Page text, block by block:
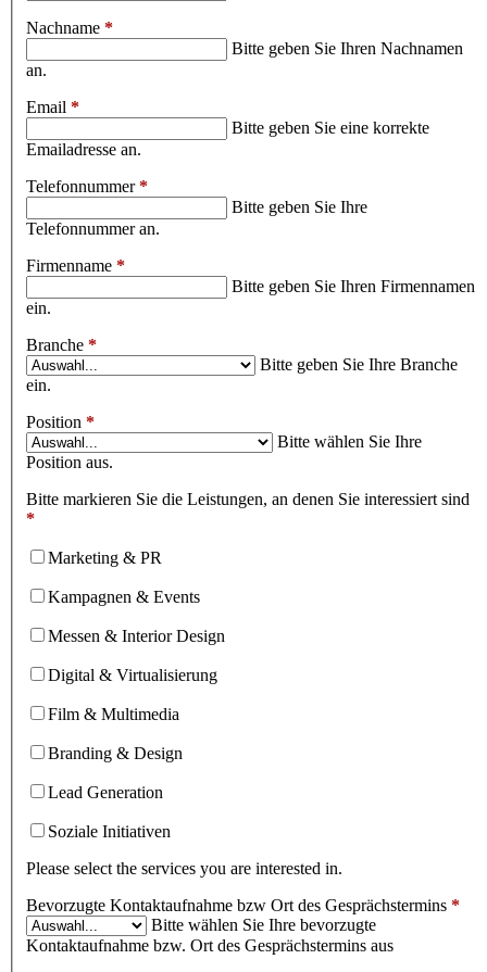
Nachname *
Bitte geben Sie Ihren Nachnamen
an.
Email *
Bitte geben Sie eine korrekte
Emailadresse an.
Telefonnummer*
Bitte geben Sie Ihre
Telefonnummer an.
Firmenname *
Bitte geben Sie Ihren Firmennamen
ein.
Branche *
Bitte geben Sie Ihre Branche
ein.
Position *
Bitte wählen Sie Ihre
Position aus.
Bitte markieren Sie die Leistungen, an denen Sie interessiert sind
*
Marketing & PR
Kampagnen & Events
Messen & Interior Design
Digital & Virtualisierung
Film & Multimedia
Branding & Design
Lead Generation
Soziale Initiativen
Please select the services you are interested in.
Bevorzugte Kontaktaufnahme bzw Ort des Gesprächstermins *
Bitte wählen Sie Ihre bevorzugte
Kontaktaufnahme bzw. Ort des Gesprächstermins aus